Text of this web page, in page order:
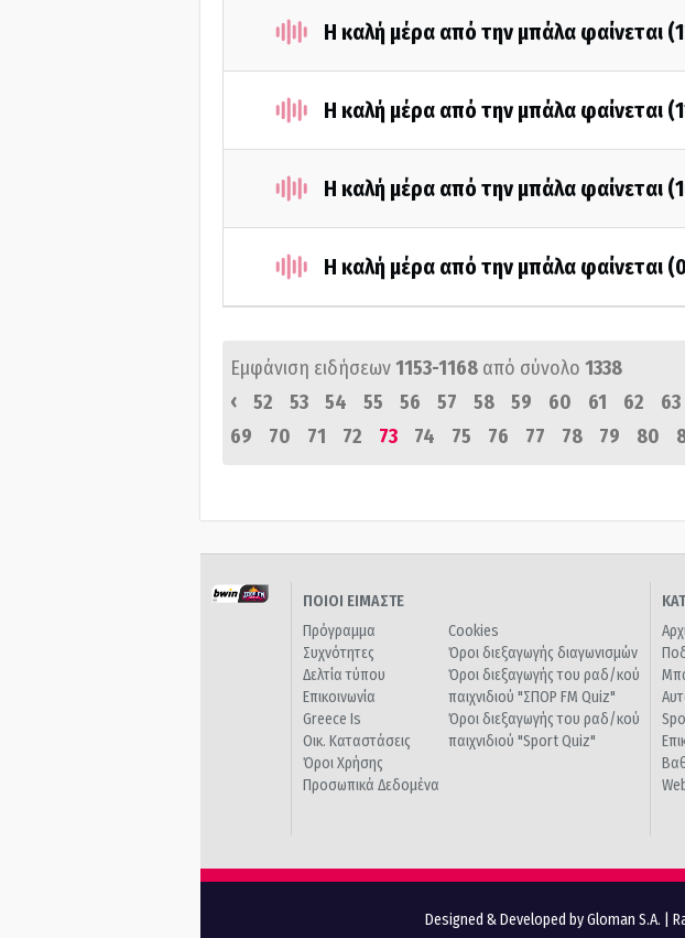
Η καλή μέρα από την μπάλα φαίνεται
Η καλή μέρα από την μπάλα φαίνεται
Η καλή μέρα από την μπάλα φαίνεται
Η καλή μέρα από την μπάλα φαίνεται
Εμφάνιση ειδήσεων1153-1168 από σύνολο 1338
‹
52 53 54 55 56 57 58 59 60 61 62 63
69
70 71 72 73 74 75 76 77 78 79 80
ΠΟΙΟΙ ΕΙΜΑΣΤΕ
Πρόγραμμα
Συχνότητες
Δελτία τύπου
Επικοινωνία
Greece Is
Οικ. Καταστάσεις
Όροι Χρήσης
Προσωπικά Δεδομένα
Cookies
Όροι διεξαγωγής διαγωνισμών
Όροι διεξαγωγής του ραδ/κού
παιχνιδιού "ΣΠΟΡ FM Quiz"
Όροι διεξαγωγής του ραδ/κού
παιχνιδιού "Sport Quiz"
Designed & Developed by Gloman S.A.